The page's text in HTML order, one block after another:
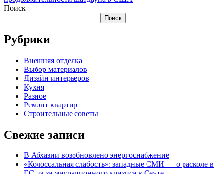
Поиск
Поиск
Рубрики
Внешняя отделка
Выбор материалов
Дизайн интерьеров
Кухня
Разное
Ремонт квартир
Строительные советы
Свежие записи
В Абхазии возобновлено энергоснабжение
«Колоссальная слабость»: западные СМИ — о расколе в